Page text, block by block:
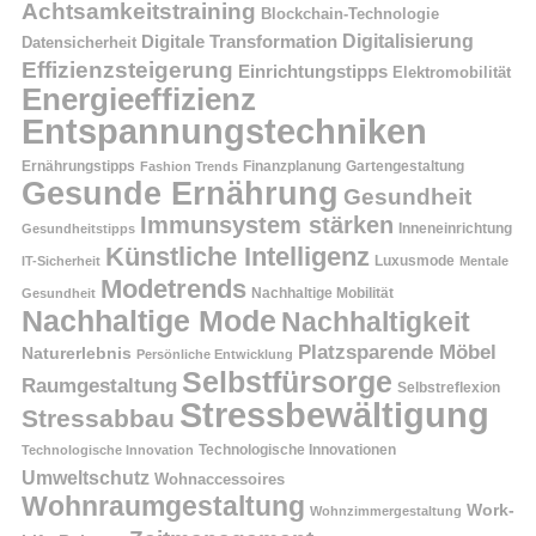
Achtsamkeitstraining Blockchain-Technologie
Datensicherheit Digitale Transformation Digitalisierung
Effizienzsteigerung Einrichtungstipps Elektromobilität
Energieeffizienz
Entspannungstechniken
Ernährungstipps Fashion Trends Finanzplanung Gartengestaltung
Gesunde Ernährung Gesundheit
Gesundheitstipps Immunsystem stärken Inneneinrichtung
IT-Sicherheit Künstliche Intelligenz Luxusmode Mentale
Gesundheit Modetrends Nachhaltige Mobilität
Nachhaltige Mode Nachhaltigkeit
Naturerlebnis Persönliche Entwicklung Platzsparende Möbel
Raumgestaltung Selbstfürsorge Selbstreflexion
Stressabbau Stressbewältigung
Technologische Innovation Technologische Innovationen
Umweltschutz Wohnaccessoires
Wohnraumgestaltung Wohnzimmergestaltung Work-